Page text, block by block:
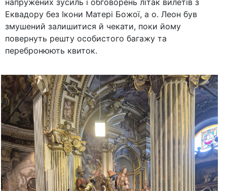
Еквадору без Ікони Матері Божої, а о. Леон був
змушений залишитися й чекати, поки йому
повернуть решту особистого багажу та
перебронюють квиток.